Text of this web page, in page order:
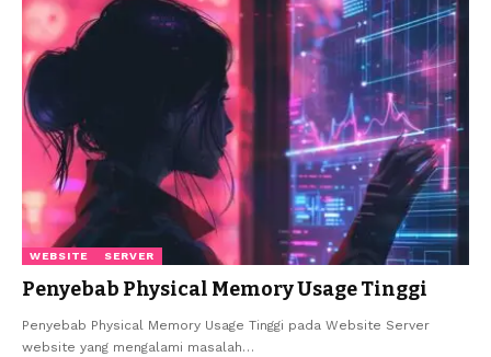
WEBSITE SERVER
Penyebab Physical Memory Usage Tinggi
Penyebab Physical Memory Usage Tinggi pada Website Server
website yang mengalami masalah…